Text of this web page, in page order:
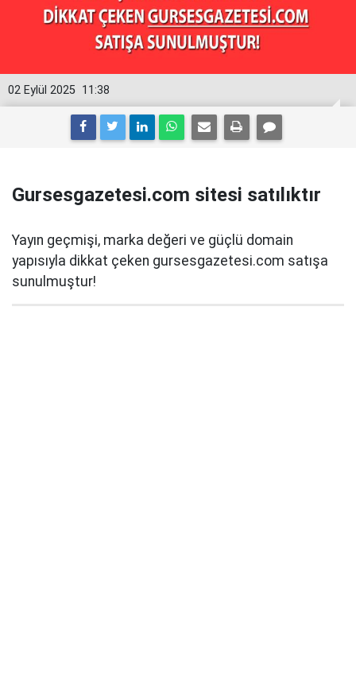
11:38
02 Eylül 2025
Gursesgazetesi.com sitesi satılıktır
Yayın geçmişi, marka değeri ve güçlü domain
yapısıyla dikkat çeken gursesgazetesi.com satışa
sunulmuştur!